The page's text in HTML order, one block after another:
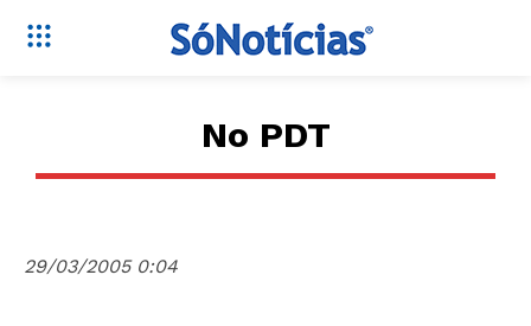
No PDT
29/03/2005 0:04